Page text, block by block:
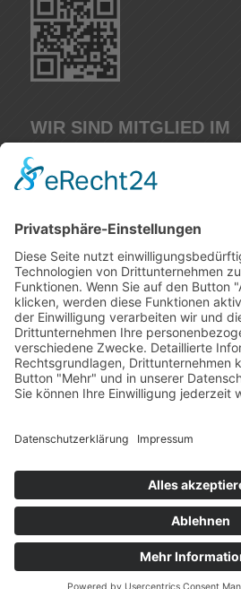
WIR SIND MITGLIED IM
IMPRESSUM
Zum ansehen der PDFs benötigt
hier zum download.